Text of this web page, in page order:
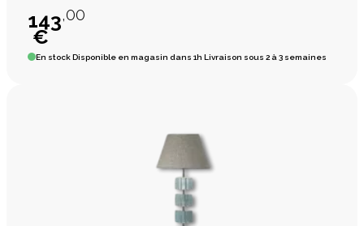
143,00
€
En stockDisponible en magasin dans 1h Livraison sous 2 à 3 semaines